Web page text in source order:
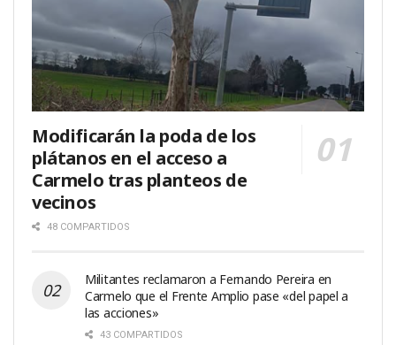
Modificarán la poda de los
plátanos en el acceso a
Carmelo tras planteos de
vecinos
48 COMPARTIDOS
Militantes reclamaron a Fernando Pereira en
Carmelo que el Frente Amplio pase «del papel a
las acciones»
43 COMPARTIDOS